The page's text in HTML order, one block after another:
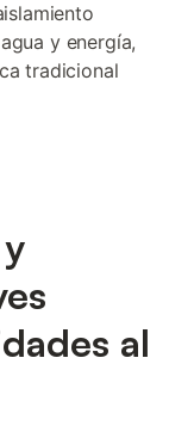
y energía,
tradicional
al